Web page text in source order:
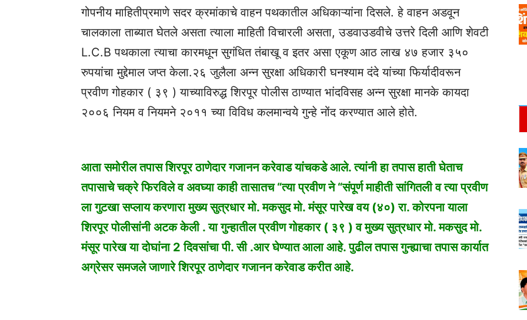
गोपनीय माहितीप्रमाणे सदर क्रमांकाचे वाहन पथकातील अधिकाऱ्यांना दिसले. हे वाहन अडवून
चालकाला ताब्यात घेतले असता त्याला माहिती विचारली असता, उडवाउडवीचे उत्तरे दिली आणि शेवटी
L.C.B पथकाला त्याचा कारमधून सुगंधित तंबाखू व इतर असा एकूण आठ लाख ४७ हजार ३५०
रुपयांचा मुद्देमाल जप्त केला.२६ जुलैला अन्न सुरक्षा अधिकारी घनश्याम दंदे यांच्या फिर्यादीवरून
प्रवीण गोहकार ( ३९ ) याच्याविरुद्ध शिरपूर पोलीस ठाण्यात भांदविसह अन्न सुरक्षा मानके कायदा
२००६ नियम व नियमने २०११ च्या विविध कलमान्वये गुन्हे नोंद करण्यात आले होते.
आता समोरील तपास शिरपूर ठाणेदार गजानन करेवाड यांचकडे आले. त्यांनी हा तपास हाती घेताच
तपासाचे चक्रे फिरविले व अवघ्या काही तासातच “त्या प्रवीण ने “संपूर्ण माहीती सांगितली व त्या प्रवीण
ला गुटखा सप्लाय करणारा मुख्य सुत्रधार मो. मकसुद मो. मंसूर पारेख वय (४०) रा. कोरपना याला
शिरपूर पोलीसांनी अटक केली . या गुन्हातील प्रवीण गोहकार ( ३९ ) व मुख्य सुत्रधार मो. मकसुद मो.
मंसूर पारेख या दोघांना 2 दिवसांचा पी. सी .आर घेण्यात आला आहे. पुढील तपास गुन्ह्याचा तपास कार्यात
अग्रेसर समजले जाणारे शिरपूर ठाणेदार गजानन करेवाड करीत आहे.